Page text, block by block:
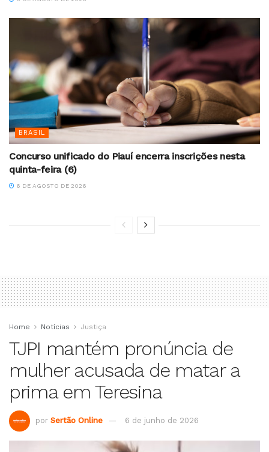
BRASIL
Concurso unificado do Piauí encerra inscrições nesta
quinta-feira (6)
6 DE AGOSTO DE 2026
Home Notícias Justiça
TJPI mantém pronúncia de
mulher acusada de matar a
prima em Teresina
por Sertão Online 6 de junho de 2026